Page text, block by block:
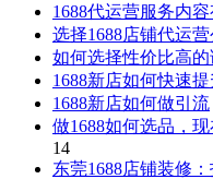
1688代运营服务内
选择1688店铺代运
如何选择性价比高
1688新店如何快速
1688新店如何做引流
做1688如何选品，
14
东莞1688店铺装修